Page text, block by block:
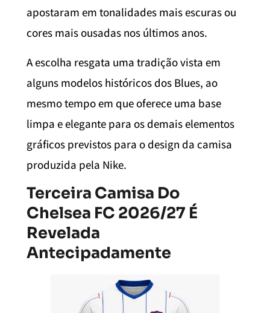
apostaram em tonalidades mais escuras ou
cores mais ousadas nos últimos anos.
A escolha resgata uma tradição vista em
alguns modelos históricos dos Blues, ao
mesmo tempo em que oferece uma base
limpa e elegante para os demais elementos
gráficos previstos para o design da camisa
produzida pela Nike.
Terceira Camisa Do
Chelsea FC 2026/27 É
Revelada
Antecipadamente